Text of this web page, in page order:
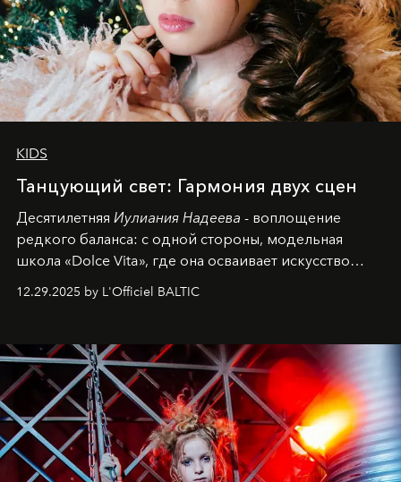
KIDS
Танцующий свет: Гармония двух сцен
Десятилетняя Иулиания Надеева - воплощение
редкого баланса: с одной стороны, модельная
школа «Dolce Vita», где она осваивает искусство
балетная студия при хореографическом училище,
танцевального пути за плечами.
12.29.2025 by L'Officiel BALTIC